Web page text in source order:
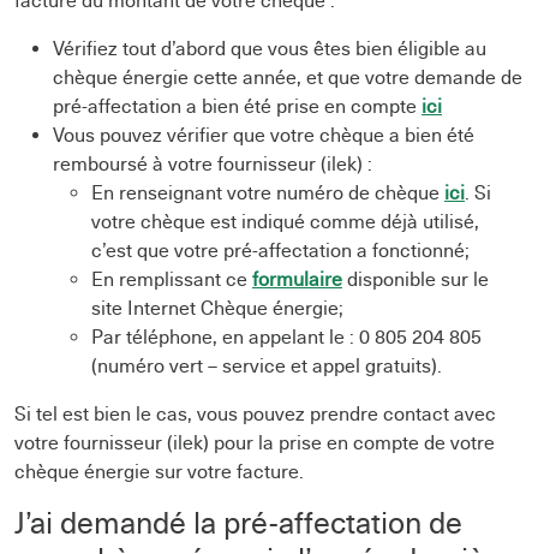
Vérifiez tout d’abord que vous êtes bien éligible au
chèque énergie cette année, et que votre demande de
pré-affectation a bien été prise en compte ici
Vous pouvez vérifier que votre chèque a bien été
remboursé à votre fournisseur (ilek) :
En renseignant votre numéro de chèque ici. Si
votre chèque est indiqué comme déjà utilisé,
c’est que votre pré-affectation a fonctionné;
En remplissant ce formulaire disponible sur le
site Internet Chèque énergie;
Par téléphone, en appelant le : 0 805 204 805
(numéro vert – service et appel gratuits).
Si tel est bien le cas, vous pouvez prendre contact avec
votre fournisseur (ilek) pour la prise en compte de votre
chèque énergie sur votre facture.
J’ai demandé la pré-affectation de